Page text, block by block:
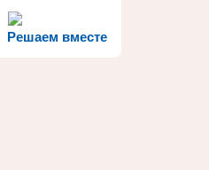
Решаем вместе